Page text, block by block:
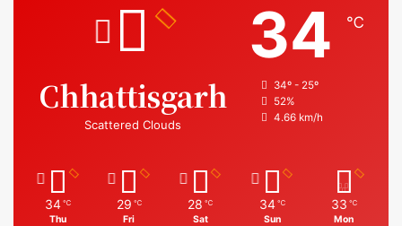
Chhattisgarh
Scattered Clouds
34 ℃
34º - 25º
52%
4.66 km/h
34 ℃
Thu
29 ℃
Fri
28 ℃
Sat
34 ℃
Sun
33 ℃
Mon